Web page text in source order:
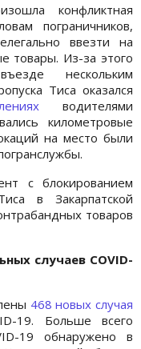
конфликтная
пограничников,
ввезти на
товары. Из-за этого
нескольким
Тиса оказался
водителями
километровые
на место были
с блокированием
в Закарпатской
товаров
случаев COVID-
468 новых случая
19. Больше всего
19 обнаружено в